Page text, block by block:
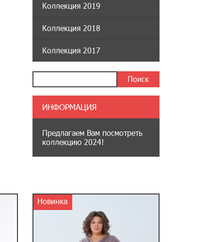
Коллекция 2019
Коллекция 2018
Коллекция 2017
ИНФОРМАЦИЯ
Предлагаем Вам посмотреть
коллекцию 2024!
Новинка